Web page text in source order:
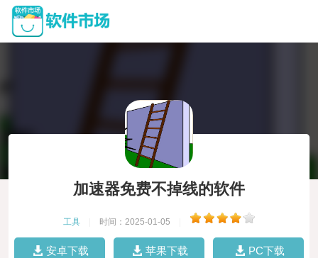
加速器免费不掉线的软件
工具 时间：2025-01-05
安卓下载 苹果下载 PC下载